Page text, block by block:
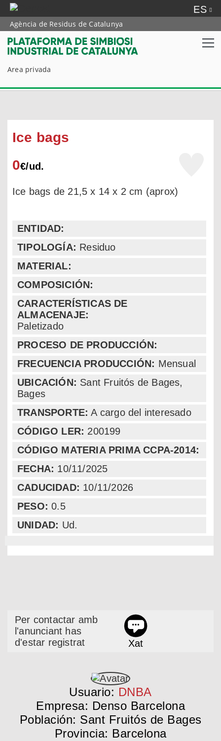
ES
Agència de Residus de Catalunya
Area privada
Per contactar amb
l'anunciant has
d'estar registrat
Xat
Usuario: DNBA
Empresa: Denso Barcelona
Población: Sant Fruitós de Bages
Provincia: Barcelona
Ice bags
0€/ud.
Ice bags de 21,5 x 14 x 2 cm (aprox)
ENTIDAD:
TIPOLOGÍA: Residuo
MATERIAL:
COMPOSICIÓN:
CARACTERÍSTICAS DE
ALMACENAJE:
Paletizado
PROCESO DE PRODUCCIÓN:
FRECUENCIA PRODUCCIÓN: Mensual
UBICACIÓN: Sant Fruitós de Bages,
Bages
TRANSPORTE: A cargo del interesado
CÓDIGO LER: 200199
CÓDIGO MATERIA PRIMA CCPA-2014:
FECHA: 10/11/2025
CADUCIDAD: 10/11/2026
PESO: 0.5
UNIDAD: Ud.